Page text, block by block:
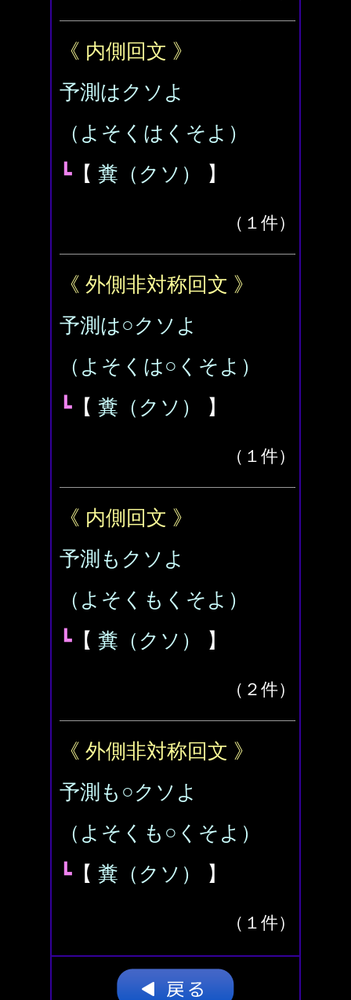
《 内側回文 》
予測はクソよ
（よそくはくそよ）
┗ 【 糞（クソ） 】
（１件）
《 外側非対称回文 》
予測は○クソよ
（よそくは○くそよ）
┗ 【 糞（クソ） 】
（１件）
《 内側回文 》
予測もクソよ
（よそくもくそよ）
┗ 【 糞（クソ） 】
（２件）
《 外側非対称回文 》
予測も○クソよ
（よそくも○くそよ）
┗ 【 糞（クソ） 】
（１件）